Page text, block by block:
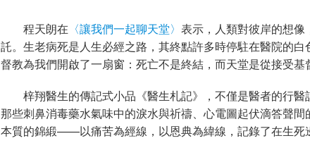
程天朗在 〈讓我們一起聊天堂〉 表示，人類對彼岸的想
託。生老病死是人生必經之路，其終點許多時停駐在醫院的
督教為我們開啟了一扇窗：死亡不是終結，而天堂是從接受基
梓翔醫生的傳記式小品《醫生札記》，不僅是醫者的行醫
那些刺鼻消毒藥水氣味中的淚水與祈禱、心電圖起伏滴答聲
本質的錦緞——以痛苦為經線，以恩典為緯線，記錄了在生死